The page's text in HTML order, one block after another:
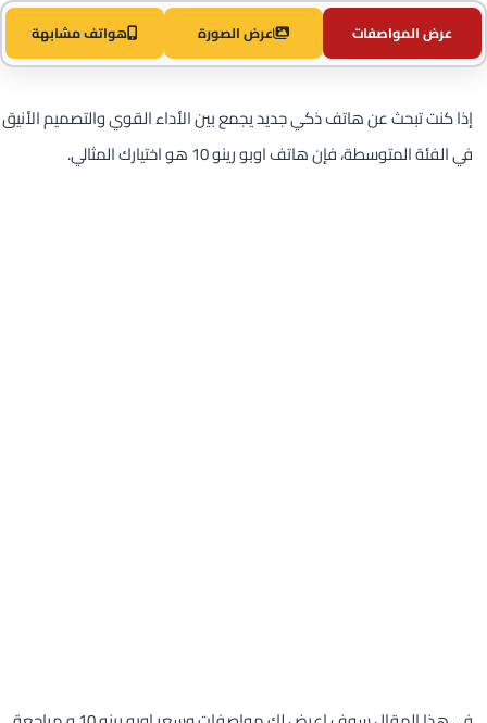
عرض المواصفات عرض الصورة هواتف مشابهة
إذا كنت تبحث عن هاتف ذكي جديد يجمع بين الأداء القوي والتصميم الأنيق
في الفئة المتوسطة، فإن هاتف اوبو رينو 10 هو اختيارك المثالي.